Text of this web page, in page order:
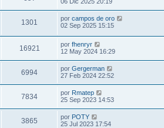
1301 por campos de oro
02 Sep 2025 15:15
16921 por fhenryr
12 May 2024 16:29
6994 por Gergerman
27 Feb 2024 22:52
7834 por Rmatep
25 Sep 2023 14:53
3865 por POTY
25 Jul 2023 17:54